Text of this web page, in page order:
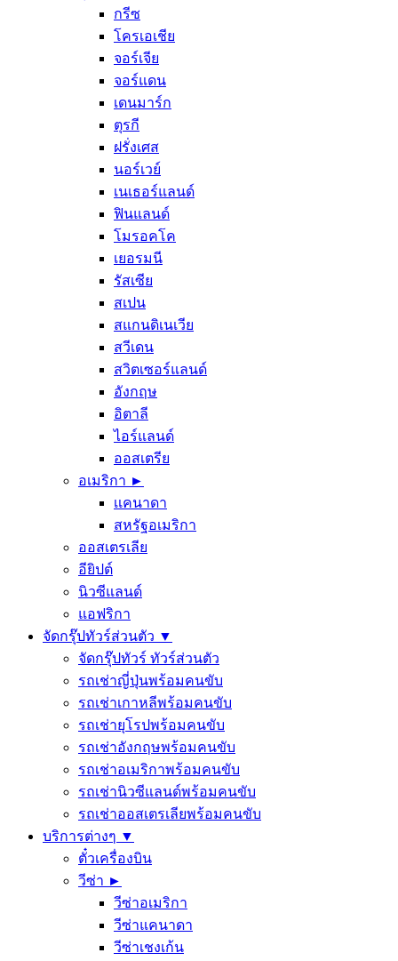
กรีซ
โครเอเชีย
จอร์เจีย
จอร์แดน
เดนมาร์ก
ตุรกี
ฝรั่งเศส
นอร์เวย์
เนเธอร์แลนด์
ฟินแลนด์
โมรอคโค
เยอรมนี
รัสเซีย
สเปน
สแกนดิเนเวีย
สวีเดน
สวิตเซอร์แลนด์
อังกฤษ
อิตาลี
ไอร์แลนด์
ออสเตรีย
อเมริกา ►
เเคนาดา
สหรัฐอเมริกา
ออสเตรเลีย
อียิปต์
นิวซีแลนด์
แอฟริกา
จัดกรุ๊ปทัวร์ส่วนตัว ▼
จัดกรุ๊ปทัวร์ ทัวร์ส่วนตัว
รถเช่าญี่ปุ่นพร้อมคนขับ
รถเช่าเกาหลีพร้อมคนขับ
รถเช่ายุโรปพร้อมคนขับ
รถเช่าอังกฤษพร้อมคนขับ
รถเช่าอเมริกาพร้อมคนขับ
รถเช่านิวซีแลนด์พร้อมคนขับ
รถเช่าออสเตรเลียพร้อมคนขับ
บริการต่างๆ ▼
ตั๋วเครื่องบิน
วีซ่า ►
วีซ่าอเมริกา
วีซ่าแคนาดา
วีซ่าเชงเก้น